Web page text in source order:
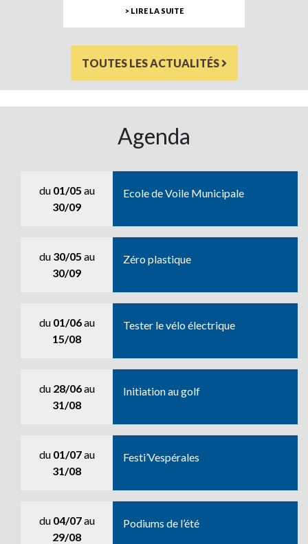
> LIRE LA SUITE
TOUTES LES ACTUALITÉS
Agenda
du 01/05 au
30/09
Ecole de Voile Municipale
du 30/05 au
30/09
Zéro plastique
du 01/06au
15/08
Tester le vélo électrique
du 28/06au
31/08
Initiation au golf
du 01/07au
31/08
Festi’Vespérales
du 04/07au
29/08
Podiums de l’été